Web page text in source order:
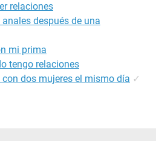
relaciones
después de una
mi prima
tengo relaciones
dos mujeres el mismo día ✓